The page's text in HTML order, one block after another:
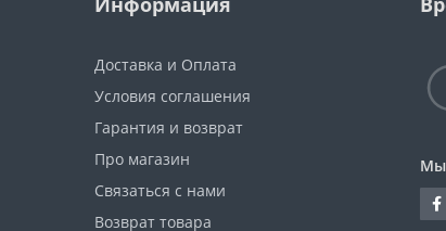
Доставка и Оплата
Условия соглашения
Гарантия и возврат
Про магазин
Связаться с нами
Возврат товара
Мы